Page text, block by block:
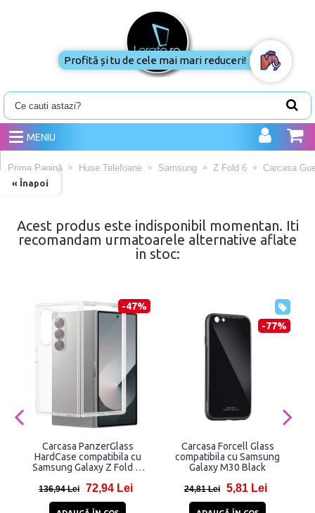
MENIU
« Înapoi
Prima Pagină Huse Telefoane Samsung Z Fold 6 Carcasa
Acest produs este indisponibil momentan. Iti
recomandam urmatoarele alternative aflate
in stoc:
-47%
Carcasa PanzerGlass
HardCase compatibila cu
Samsung Galaxy Z Fold 6,
136,94 Lei 72,94 Lei
-77%
Carcasa Forcell Glass
compatibila cu Samsung
Galaxy M30 Black
24,81 Lei 5,81 Lei
Profită și tu de cele mai mari reduceri!